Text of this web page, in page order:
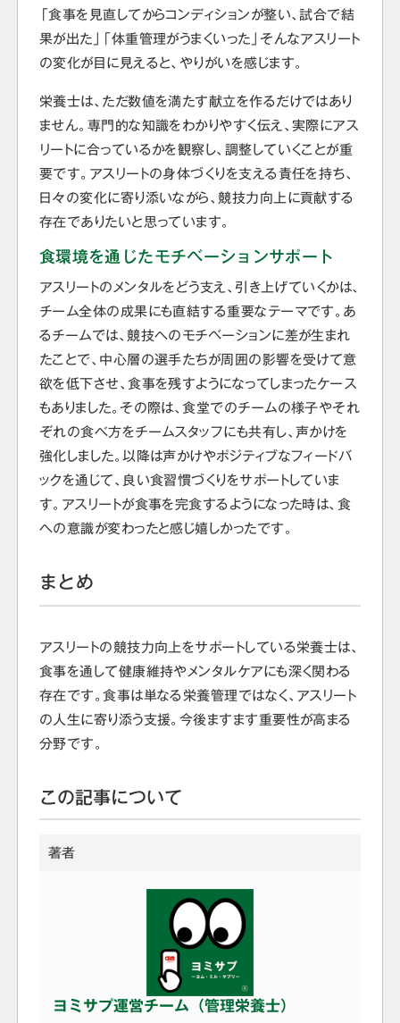
「食事を見直してからコンディションが整い、試合で結
果が出た」「体重管理がうまくいった」そんなアスリート
の変化が目に見えると、やりがいを感じます。
栄養士は、ただ数値を満たす献立を作るだけではあり
ません。専門的な知識をわかりやすく伝え、実際にアス
リートに合っているかを観察し、調整していくことが重
要です。アスリートの身体づくりを支える責任を持ち、
日々の変化に寄り添いながら、競技力向上に貢献する
存在でありたいと思っています。
食環境を通じたモチベーションサポート
アスリートのメンタルをどう支え、引き上げていくかは、
チーム全体の成果にも直結する重要なテーマです。あ
るチームでは、競技へのモチベーションに差が生まれ
たことで、中心層の選手たちが周囲の影響を受けて意
欲を低下させ、食事を残すようになってしまったケース
もありました。その際は、食堂でのチームの様子やそれ
ぞれの食べ方をチームスタッフにも共有し、声かけを
強化しました。以降は声かけやポジティブなフィードバ
ックを通じて、良い食習慣づくりをサポートしていま
す。アスリートが食事を完食するようになった時は、食
への意識が変わったと感じ嬉しかったです。
まとめ
アスリートの競技力向上をサポートしている栄養士は、
食事を通して健康維持やメンタルケアにも深く関わる
存在です。食事は単なる栄養管理ではなく、アスリート
の人生に寄り添う支援。今後ますます重要性が高まる
分野です。
この記事について
著者
ヨミサプ運営チーム（管理栄養士）